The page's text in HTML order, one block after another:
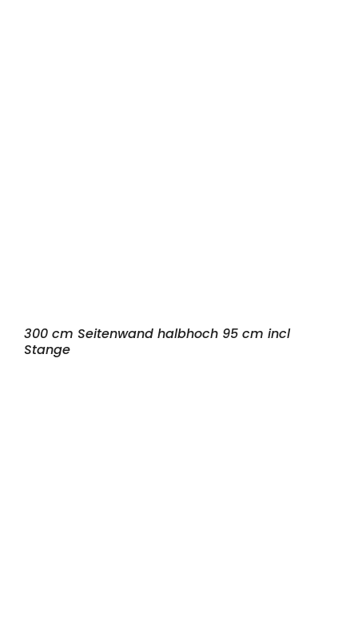
300 cm Seitenwand halbhoch 95 cm incl
Stange